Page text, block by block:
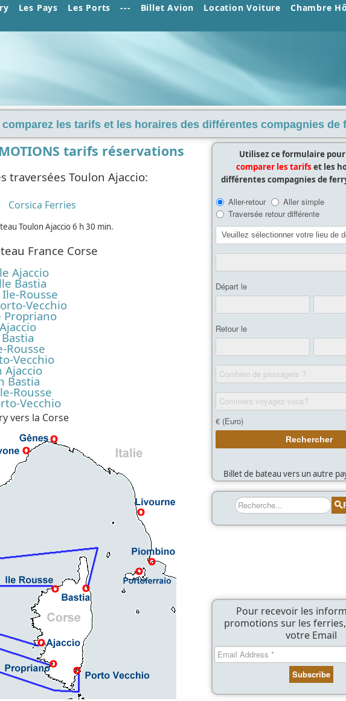
Les Pays Les Ports --- Billet Avion Location Voiture
Chambre
les tarifs et les horaires des différentes compagnies de
tarifs réservations
traversées Toulon Ajaccio:
Corsica Ferries
Toulon Ajaccio 6 h 30 min.
France Corse
Ajaccio
Bastia
Rousse
Vecchio
Propriano
Rousse
Vecchio
Ajaccio
Bastia
Rousse
Vecchio
vers la Corse
Utilisez ce formulaire
comparer les tarifs et les
différentes compagnies de
Billet de bateau vers un autre
Rechercher
Pour recevoir les
promotions sur les
votre Email